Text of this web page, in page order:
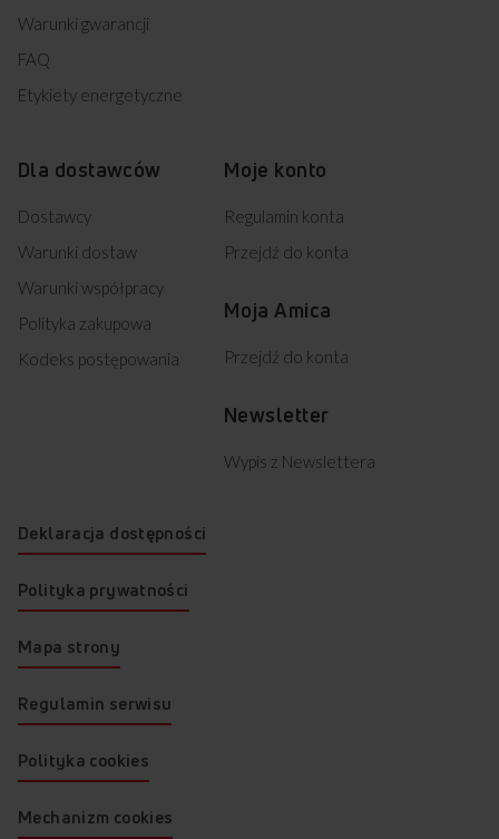
Warunki gwarancji
FAQ
Etykiety energetyczne
Dla dostawców
Dostawcy
Warunki dostaw
Warunki współpracy
Polityka zakupowa
Kodeks postępowania
Moje konto
Regulamin konta
Przejdź do konta
Moja Amica
Przejdź do konta
Newsletter
Wypis z Newslettera
Deklaracja dostępności
Polityka prywatności
Mapa strony
Regulamin serwisu
Polityka cookies
Mechanizm cookies